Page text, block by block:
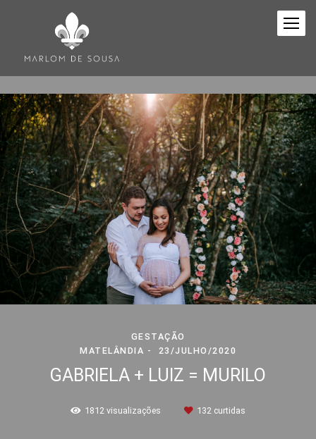
GESTAÇÃO
MATELÂNDIA
23/JULHO/2020
GABRIELA + LUIZ = MURILO
1812 visualizações 132 curtidas